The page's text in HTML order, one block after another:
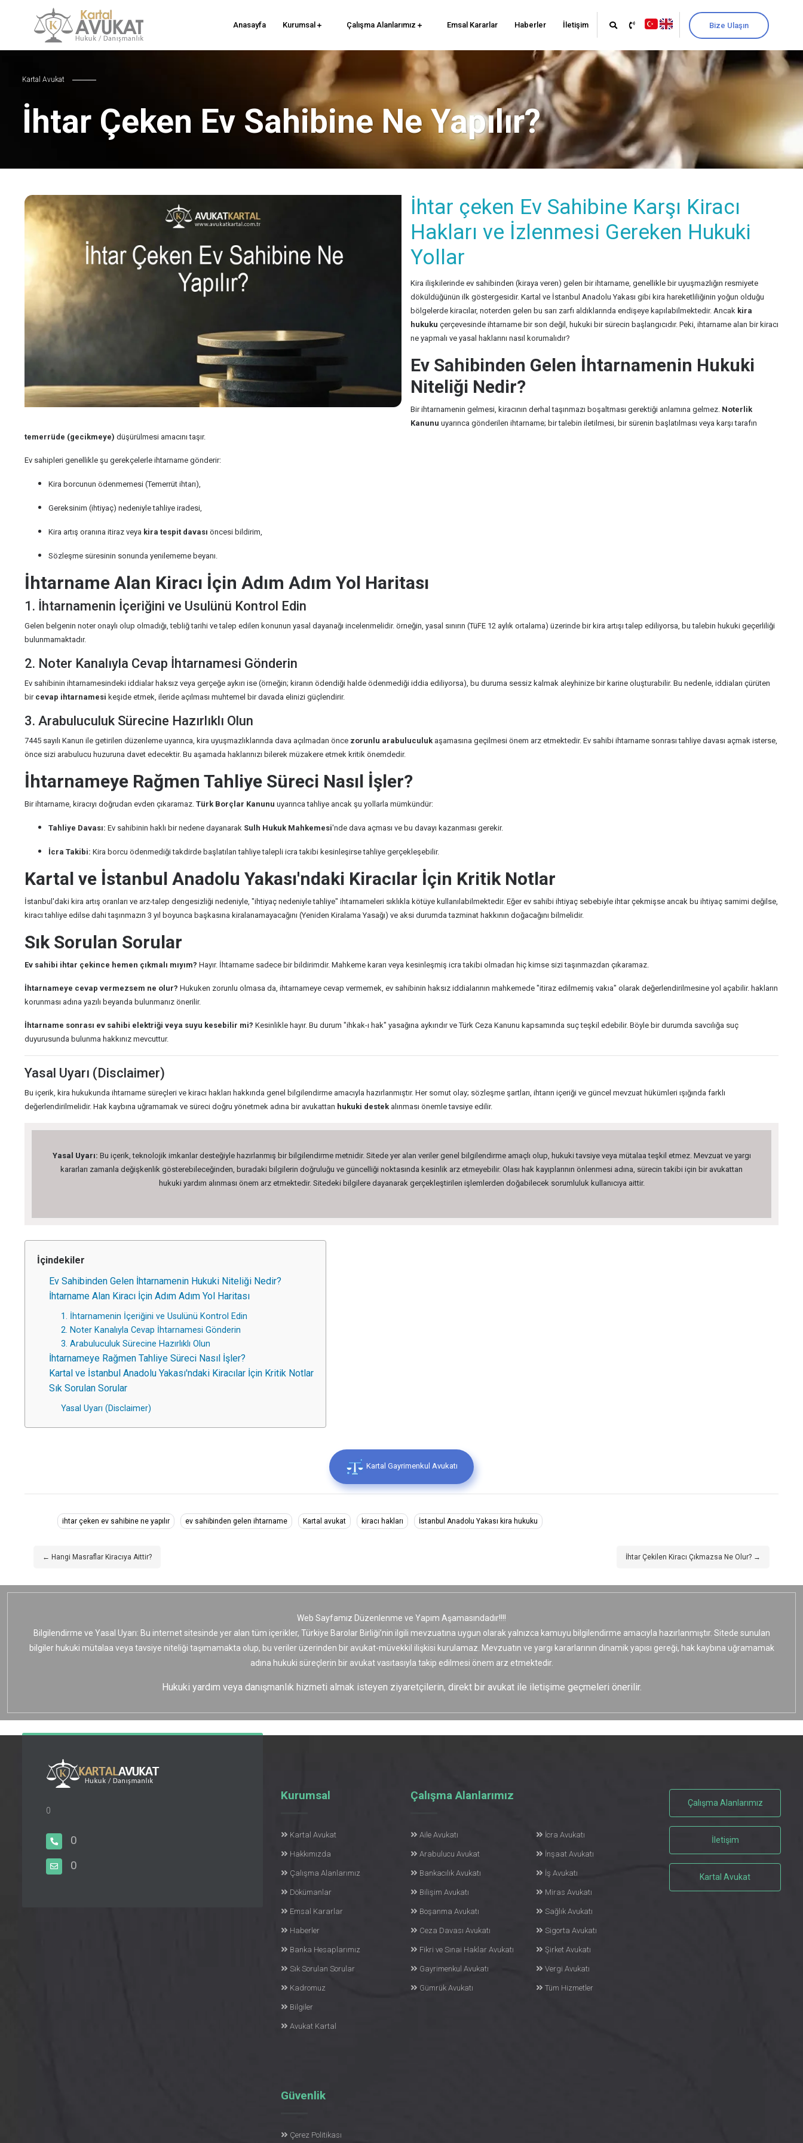
Anasayfa Kurumsal Çalışma Alanlarımız Emsal Kararlar Haberler İletişim Bize Ulaşın
Kartal Avukat
İhtar Çeken Ev Sahibine Ne Yapılır?
İhtar çeken Ev Sahibine Karşı Kiracı
Hakları ve İzlenmesi Gereken Hukuki
Yollar
Kira ilişkilerinde ev sahibinden (kiraya veren) gelen bir ihtarname, genellikle bir uyuşmazlığın resmiyete
döküldüğünün ilk göstergesidir. Kartal ve İstanbul Anadolu Yakası gibi kira hareketliliğinin yoğun olduğu
bölgelerde kiracılar, noterden gelen bu sarı zarfı aldıklarında endişeye kapılabilmektedir. Ancak kira
hukuku çerçevesinde ihtarname bir son değil, hukuki bir sürecin başlangıcıdır. Peki, ihtarname alan bir kiracı
ne yapmalı ve yasal haklarını nasıl korumalıdır?
Ev Sahibinden Gelen İhtarnamenin Hukuki
Niteliği Nedir?
Bir ihtarnamenin gelmesi, kiracının derhal taşınmazı boşaltması gerektiği anlamına gelmez. Noterlik
Kanunu uyarınca gönderilen ihtarname; bir talebin iletilmesi, bir sürenin başlatılması veya karşı tarafın
temerrüde (gecikmeye) düşürülmesi amacını taşır.
Ev sahipleri genellikle şu gerekçelerle ihtarname gönderir:
Kira borcunun ödenmemesi (Temerrüt ihtarı),
Gereksinim (ihtiyaç) nedeniyle tahliye iradesi,
Kira artış oranına itiraz veya kira tespit davası öncesi bildirim,
Sözleşme süresinin sonunda yenilememe beyanı.
İhtarname Alan Kiracı İçin Adım Adım Yol Haritası
1. İhtarnamenin İçeriğini ve Usulünü Kontrol Edin
Gelen belgenin noter onaylı olup olmadığı, tebliğ tarihi ve talep edilen konunun yasal dayanağı incelenmelidir. örneğin, yasal sınırın (TüFE 12 aylık ortalama) üzerinde bir kira artışı talep ediliyorsa, bu talebin hukuki geçerliliği
bulunmamaktadır.
2. Noter Kanalıyla Cevap İhtarnamesi Gönderin
Ev sahibinin ihtarnamesindeki iddialar haksız veya gerçeğe aykırı ise (örneğin; kiranın ödendiği halde ödenmediği iddia ediliyorsa), bu duruma sessiz kalmak aleyhinize bir karine oluşturabilir. Bu nedenle, iddiaları çürüten
bir cevap ihtarnamesi keşide etmek, ileride açılması muhtemel bir davada elinizi güçlendirir.
3. Arabuluculuk Sürecine Hazırlıklı Olun
7445 sayılı Kanun ile getirilen düzenleme uyarınca, kira uyuşmazlıklarında dava açılmadan önce zorunlu arabuluculuk aşamasına geçilmesi önem arz etmektedir. Ev sahibi ihtarname sonrası tahliye davası açmak isterse,
önce sizi arabulucu huzuruna davet edecektir. Bu aşamada haklarınızı bilerek müzakere etmek kritik önemdedir.
İhtarnameye Rağmen Tahliye Süreci Nasıl İşler?
Bir ihtarname, kiracıyı doğrudan evden çıkaramaz. Türk Borçlar Kanunu uyarınca tahliye ancak şu yollarla mümkündür:
Tahliye Davası: Ev sahibinin haklı bir nedene dayanarak Sulh Hukuk Mahkemesi'nde dava açması ve bu davayı kazanması gerekir.
İcra Takibi: Kira borcu ödenmediği takdirde başlatılan tahliye talepli icra takibi kesinleşirse tahliye gerçekleşebilir.
Kartal ve İstanbul Anadolu Yakası'ndaki Kiracılar İçin Kritik Notlar
İstanbul'daki kira artış oranları ve arz-talep dengesizliği nedeniyle, "ihtiyaç nedeniyle tahliye" ihtarnameleri sıklıkla kötüye kullanılabilmektedir. Eğer ev sahibi ihtiyaç sebebiyle ihtar çekmişse ancak bu ihtiyaç samimi değilse,
kiracı tahliye edilse dahi taşınmazın 3 yıl boyunca başkasına kiralanamayacağını (Yeniden Kiralama Yasağı) ve aksi durumda tazminat hakkının doğacağını bilmelidir.
Sık Sorulan Sorular
Ev sahibi ihtar çekince hemen çıkmalı mıyım? Hayır. İhtarname sadece bir bildirimdir. Mahkeme kararı veya kesinleşmiş icra takibi olmadan hiç kimse sizi taşınmazdan çıkaramaz.
İhtarnameye cevap vermezsem ne olur? Hukuken zorunlu olmasa da, ihtarnameye cevap vermemek, ev sahibinin haksız iddialarının mahkemede "itiraz edilmemiş vakıa" olarak değerlendirilmesine yol açabilir. hakların
korunması adına yazılı beyanda bulunmanız önerilir.
İhtarname sonrası ev sahibi elektriği veya suyu kesebilir mi? Kesinlikle hayır. Bu durum "ihkak-ı hak" yasağına aykırıdır ve Türk Ceza Kanunu kapsamında suç teşkil edebilir. Böyle bir durumda savcılığa suç
duyurusunda bulunma hakkınız mevcuttur.
Yasal Uyarı (Disclaimer)
Bu içerik, kira hukukunda ihtarname süreçleri ve kiracı hakları hakkında genel bilgilendirme amacıyla hazırlanmıştır. Her somut olay; sözleşme şartları, ihtarın içeriği ve güncel mevzuat hükümleri ışığında farklı
değerlendirilmelidir. Hak kaybına uğramamak ve süreci doğru yönetmek adına bir avukattan hukuki destek alınması önemle tavsiye edilir.
Yasal Uyarı: Bu içerik, teknolojik imkanlar desteğiyle hazırlanmış bir bilgilendirme metnidir. Sitede yer alan veriler genel bilgilendirme amaçlı olup, hukuki tavsiye veya mütalaa teşkil etmez. Mevzuat ve yargı
kararları zamanla değişkenlik gösterebileceğinden, buradaki bilgilerin doğruluğu ve güncelliği noktasında kesinlik arz etmeyebilir. Olası hak kayıplarının önlenmesi adına, sürecin takibi için bir avukattan
hukuki yardım alınması önem arz etmektedir. Sitedeki bilgilere dayanarak gerçekleştirilen işlemlerden doğabilecek sorumluluk kullanıcıya aittir.
İçindekiler
Ev Sahibinden Gelen İhtarnamenin Hukuki Niteliği Nedir?
İhtarname Alan Kiracı İçin Adım Adım Yol Haritası
1. İhtarnamenin İçeriğini ve Usulünü Kontrol Edin
2. Noter Kanalıyla Cevap İhtarnamesi Gönderin
3. Arabuluculuk Sürecine Hazırlıklı Olun
İhtarnameye Rağmen Tahliye Süreci Nasıl İşler?
Kartal ve İstanbul Anadolu Yakası'ndaki Kiracılar İçin Kritik Notlar
Sık Sorulan Sorular
Yasal Uyarı (Disclaimer)
Kartal Gayrimenkul Avukatı
ihtar çeken ev sahibine ne yapılır ev sahibinden gelen ihtarname Kartal avukat kiracı hakları İstanbul Anadolu Yakası kira hukuku
← Hangi Masraflar Kiracıya Aittir? İhtar Çekilen Kiracı Çıkmazsa Ne Olur? →
Web Sayfamız Düzenlenme ve Yapım Aşamasındadır!!!!
Bilgilendirme ve Yasal Uyarı: Bu internet sitesinde yer alan tüm içerikler, Türkiye Barolar Birliği’nin ilgili mevzuatına uygun olarak yalnızca kamuyu bilgilendirme amacıyla hazırlanmıştır. Sitede sunulan
bilgiler hukuki mütalaa veya tavsiye niteliği taşımamakta olup, bu veriler üzerinden bir avukat-müvekkil ilişkisi kurulamaz. Mevzuatın ve yargı kararlarının dinamik yapısı gereği, hak kaybına uğramamak
adına hukuki süreçlerin bir avukat vasıtasıyla takip edilmesi önem arz etmektedir.
Hukuki yardım veya danışmanlık hizmeti almak isteyen ziyaretçilerin, direkt bir avukat ile iletişime geçmeleri önerilir.
0
0
0
Kurumsal
Kartal Avukat
Hakkımızda
Çalışma Alanlarımız
Dökümanlar
Emsal Kararlar
Haberler
Banka Hesaplarımız
Sık Sorulan Sorular
Kadromuz
Bilgiler
Avukat Kartal
Güvenlik
Çerez Politikası
Çalışma Alanlarımız
Aile Avukatı
Arabulucu Avukat
Bankacılık Avukatı
Bilişim Avukatı
Boşanma Avukatı
Ceza Davası Avukatı
Fikri ve Sınai Haklar Avukatı
Gayrimenkul Avukatı
Gümrük Avukatı
İcra Avukatı
İnşaat Avukatı
İş Avukatı
Miras Avukatı
Sağlık Avukatı
Sigorta Avukatı
Şirket Avukatı
Vergi Avukatı
Tüm Hizmetler
Çalışma Alanlarımız
İletişim
Kartal Avukat